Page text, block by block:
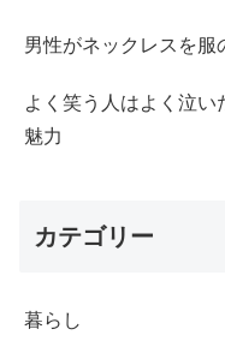
男性がネックレスを服
よく笑う人はよく泣
魅力
カテゴリー
暮らし